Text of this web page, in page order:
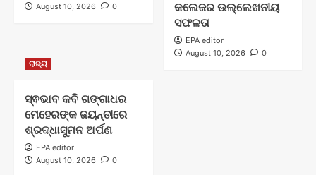
August 10, 2026 0
କଲେଜର ଉଲ୍ଲେଖନୀୟ
ସଫଳତା
EPA editor
August 10, 2026
0
ରାଜ୍ୟ
ସ୍ଵଭାବ କବି ଗଙ୍ଗାଧର
ମେହେରଙ୍କ ଜୟନ୍ତୀରେ
ଶ୍ରଦ୍ଧାସୁମନ ଅର୍ପଣ
EPA editor
August 10, 2026
0